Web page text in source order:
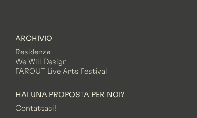
ARCHIVIO
Residenze
We Will Design
FAROUT Live Arts Festival
HAI UNA PROPOSTA PER NOI?
Contattaci!